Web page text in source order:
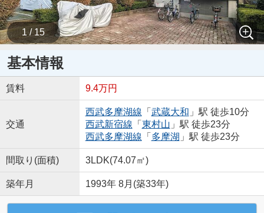
1 / 15
基本情報
賃料 9.4万円
交通
西武多摩湖線 「 武蔵大和 」駅 徒歩10分
西武新宿線 「 東村山 」駅 徒歩23分
西武多摩湖線 「 多摩湖 」駅 徒歩23分
間取り(面積) 3LDK(74.07㎡)
築年月 1993年 8月(築33年)